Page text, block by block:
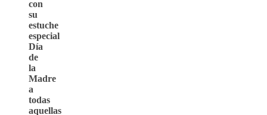
con
su
estuche
especial
Día
de
la
Madre
a
todas
aquellas